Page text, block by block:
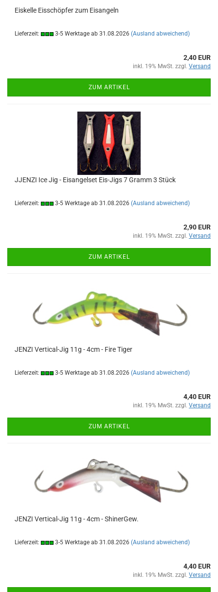
Eiskelle Eisschöpfer zum Eisangeln
Lieferzeit: 3-5 Werktage ab 31.08.2026 (Ausland abweichend)
2,40 EUR
inkl. 19% MwSt. zzgl. Versand
ZUM ARTIKEL
JJENZI Ice Jig - Eisangelset Eis-Jigs 7 Gramm 3 Stück
Lieferzeit: 3-5 Werktage ab 31.08.2026 (Ausland abweichend)
2,90 EUR
inkl. 19% MwSt. zzgl. Versand
ZUM ARTIKEL
JENZI Vertical-Jig 11g - 4cm - Fire Tiger
Lieferzeit: 3-5 Werktage ab 31.08.2026 (Ausland abweichend)
4,40 EUR
inkl. 19% MwSt. zzgl. Versand
ZUM ARTIKEL
JENZI Vertical-Jig 11g - 4cm - ShinerGew.
Lieferzeit: 3-5 Werktage ab 31.08.2026 (Ausland abweichend)
4,40 EUR
inkl. 19% MwSt. zzgl. Versand